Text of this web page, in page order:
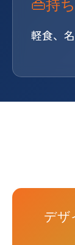
👜持
軽食、
デザ